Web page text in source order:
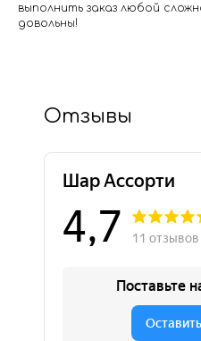
выполнить заказ любой
довольны!
Отзывы